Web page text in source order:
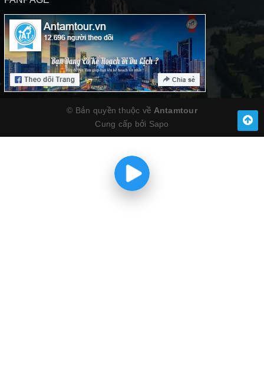
© Bản quyền thuộc về Antamtour
Cung cấp bởi Sapo